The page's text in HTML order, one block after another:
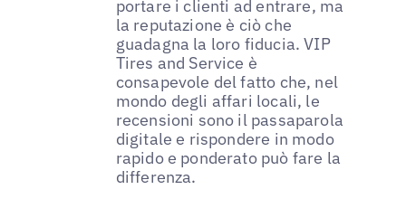
portare i clienti ad entrare, ma
la reputazione è ciò che
guadagna la loro fiducia. VIP
Tires and Service è
consapevole del fatto che, nel
mondo degli affari locali, le
recensioni sono il passaparola
digitale e rispondere in modo
rapido e ponderato può fare la
differenza.